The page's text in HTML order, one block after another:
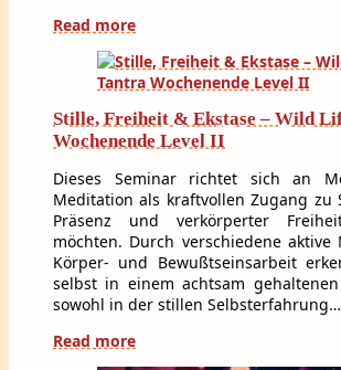
Read more
Stille, Freiheit & Ekstase – Wild
Wochenende Level II
Dieses Seminar richtet sich an
Meditation als kraftvollen Zugang zu
Präsenz und verkörperter
möchten. Durch verschiedene aktive
Körper- und Bewußtseinsarbeit
selbst in einem achtsam
sowohl in der stillen Selbsterfahrung…
Read more